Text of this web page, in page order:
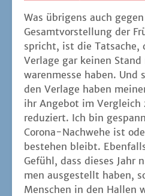
Was übri­gens auch
Gesamt­vor­stel­lung der
spricht, ist die Tat­sa­che,
Ver­la­ge gar kei­nen
wa­ren­mes­se haben.
den Ver­la­ge haben
ihr Ange­bot im
redu­ziert. Ich bin
Coro­na-Nach­we­he ist
bestehen bleibt.
Gefühl, dass die­ses
men aus­ge­stellt haben,
Men­schen in den Hal­len